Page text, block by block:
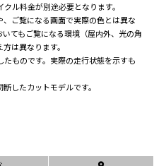
ル料金が別途必要となります。
ご覧になる画面で実際の色とは異な
てもご覧になる環境（屋内外、光の角
は異なります。
ものです。実際の走行状態を示すも
したカットモデルです。